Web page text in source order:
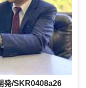
発/SKR0408a26